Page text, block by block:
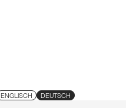
ENGLISCH DEUTSCH